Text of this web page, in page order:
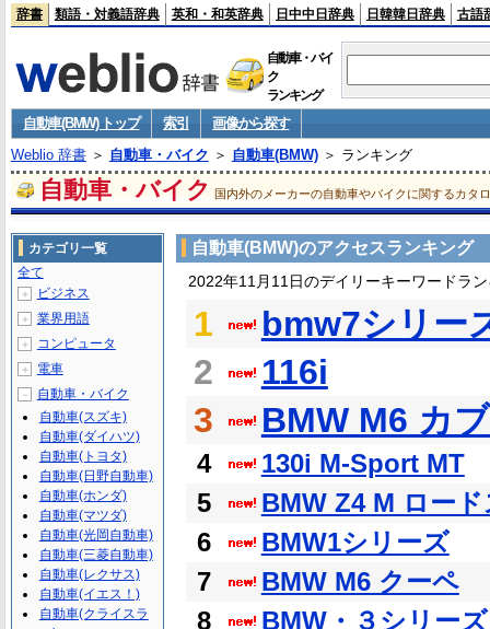
辞書 類語・対義語辞典 英和・和英辞典 日中中日辞典 日韓韓日辞典 古語
自動車・バイ
ク
ランキング
自動車(BMW) トップ 索引
画像から探す
Weblio 辞書＞ 自動車・バイク ＞ 自動車(BMW)＞ ランキング
自動車・バイク 国内外のメーカーの自動車やバイクに関するカタ
自動車(BMW)のアクセスランキング
2022年11月11日のデイリーキーワードラ
1
bmw7シリー
2
116i
3
BMW M6 カ
4
130i M-Sport MT
5
BMW Z4 M ロー
6
BMW1シリーズ
7
BMW M6 クーペ
8
BMW・３シリーズ
カテゴリ一覧
全て
＋ ビジネス
＋ 業界用語
＋ コンピュータ
＋ 電車
－
自動車・バイク
自動車(スズキ)
自動車(ダイハツ)
自動車(トヨタ)
自動車(日野自動車)
自動車(ホンダ)
自動車(マツダ)
自動車(光岡自動車)
自動車(三菱自動車)
自動車(レクサス)
自動車(イエス！)
自動車(クライスラ